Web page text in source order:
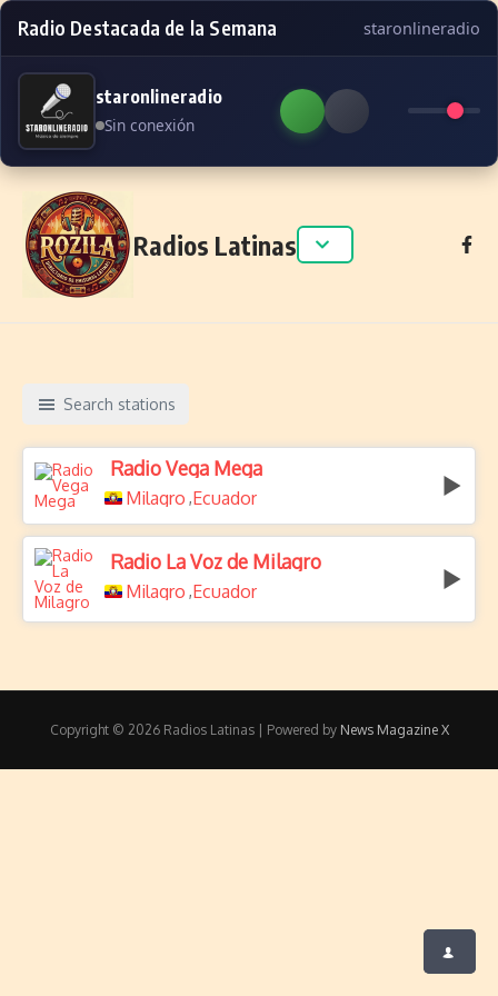
Radio Destacada de la Semana staronlineradio
staronlineradio
Sin conexión
Skip to content
Radios Latinas
Search stations
Radio Vega Mega
Milagro ,Ecuador
Radio La Voz de Milagro
Milagro ,Ecuador
Copyright © 2026 Radios Latinas | Powered by News Magazine X